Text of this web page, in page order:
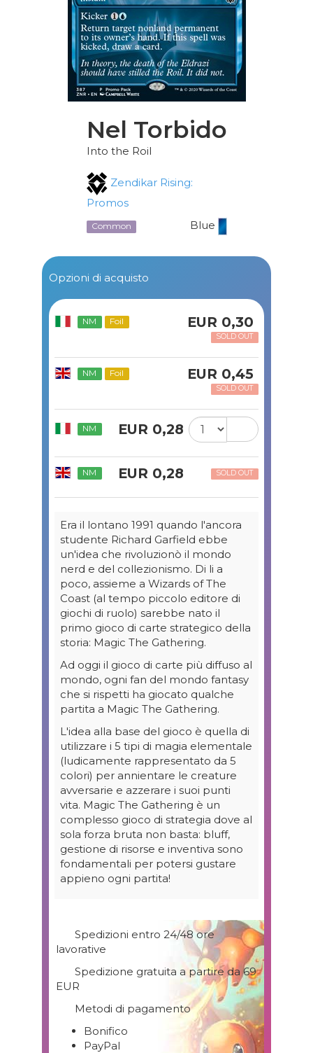
Nel Torbido
Into the Roil
Zendikar Rising:
Promos
Common Blue
Opzioni di acquisto
Spedizioni entro 24/48 ore
lavorative
Spedizione gratuita a partire da 69
EUR
Metodi di pagamento
Bonifico
PayPal
NM Foil EUR 0,30
SOLD OUT
NM Foil EUR 0,45
SOLD OUT
NM EUR 0,28
NM EUR 0,28 SOLD OUT
Era il lontano 1991 quando l'ancora
studente Richard Garfield ebbe
un'idea che rivoluzionò il mondo
nerd e del collezionismo. Di li a
poco, assieme a Wizards of The
Coast (al tempo piccolo editore di
giochi di ruolo) sarebbe nato il
primo gioco di carte strategico della
storia: Magic The Gathering.
Ad oggi il gioco di carte più diffuso al
mondo, ogni fan del mondo fantasy
che si rispetti ha giocato qualche
partita a Magic The Gathering.
L'idea alla base del gioco è quella di
utilizzare i 5 tipi di magia elementale
(ludicamente rappresentato da 5
colori) per annientare le creature
avversarie e azzerare i suoi punti
vita. Magic The Gathering è un
complesso gioco di strategia dove al
sola forza bruta non basta: bluff,
gestione di risorse e inventiva sono
fondamentali per potersi gustare
appieno ogni partita!